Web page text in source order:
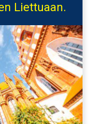
Liettuaan.